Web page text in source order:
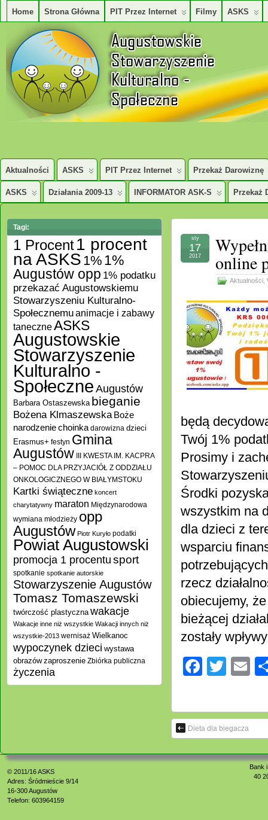
Home Strona Główna PIT Przez Internet Filmy ASKS
AUGUSTOWSKIE STOWARZYSZENE KULTURALNO – SPOŁECZNE
Aktualności ASKS PIT Przez Internet Przekaż Darowiznę
ASKS Działania 2009-13 INFORMATOR ASK-S Przekaż
online
Aktualności
sty
17
2017
będą
Twój 1%
Prosimy i
Środki
wszystkim na
dla dzieci z
wsparciu
rzecz
obiecujemy,
bieżącej
zostały
Dieta dla biegacza
Tagi:
1 Procent1 procent
na ASKS 1% 1%
Augustów opp 1% podatku
przekazać Augustowskiemu
Stowarzyszeniu Kulturalno-
Społecznemuanimacje i zabawy
taneczneASKS
Augustowskie
Stowarzyszenie
Kulturalno -
Społeczne Augustów
Barbara Ostaszewska bieganie
Bożena Klmaszewska Boże
narodzeniechoinka darowizna dzieci
Erasmus+ festyn Gmina
Augustów III KWESTA IM. KACPRA
– POMOC DLA PRZYJACIÓŁ Z ODDZIAŁU
ONKOLOGICZNEGO W BIAŁYMSTOKU
Kartki świąteczne koncert
charytatywny maraton Międzynarodowa
wymiana młodzieży opp
Augustów Piotr Kuryło podatki
Powiat Augustowski
promocja 1 procentusport
spotkanie spotkanie autorskie
Stowarzyszenie Augustów
Tomasz Tomaszewski
twórczość plastyczna wakacje
Wakacje inne niż wszystkie Wakacji innych niż
wszystkie-2013 wernisaż Wielkanoc
wypoczynek dzieci wystawa
obrazów zaproszenie Zbiórka publiczna
życzenia
© 2011/16ASKS
Adres: Śródmieście 9/14
16-300 Augustów
Telefon: 603964159
Bank
40